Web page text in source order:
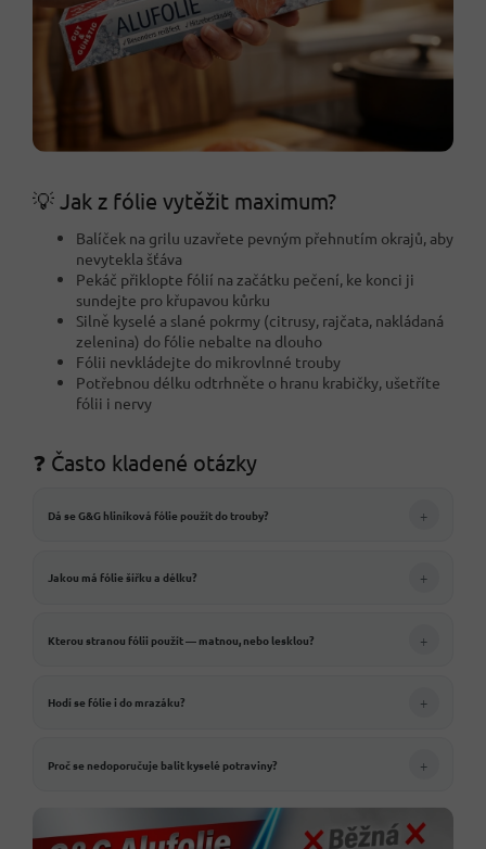
💡 Jak z fólie vytěžit maximum?
Balíček na grilu uzavřete pevným přehnutím okrajů, aby
nevytekla šťáva
Pekáč přiklopte fólií na začátku pečení, ke konci ji
sundejte pro křupavou kůrku
Silně kyselé a slané pokrmy (citrusy, rajčata, nakládaná
zelenina) do fólie nebalte na dlouho
Fólii nevkládejte do mikrovlnné trouby
Potřebnou délku odtrhněte o hranu krabičky, ušetříte
fólii i nervy
❓ Často kladené otázky
Dá se G&G hliníková fólie použít do trouby? +
Jakou má fólie šířku a délku? +
Kterou stranou fólii použít — matnou, nebo lesklou? +
Hodí se fólie i do mrazáku? +
Proč se nedoporučuje balit kyselé potraviny? +